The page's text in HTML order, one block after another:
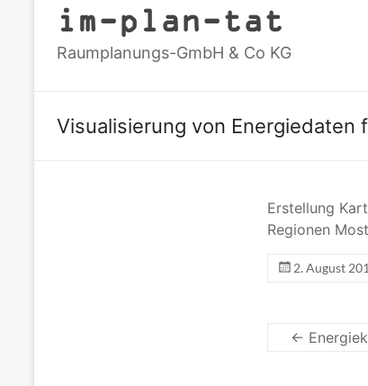
im-plan-tat
Raumplanungs-GmbH & Co KG
Visualisierung von Energiedaten
Erstellung
Regionen
2. August
←